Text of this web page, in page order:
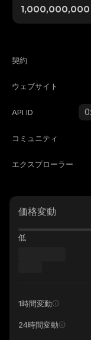
1,000,000,000
契約
ウェブサイト
API ID
コミュニティ
エクスプローラー
価格変動
低
1時間変動
24時間変動